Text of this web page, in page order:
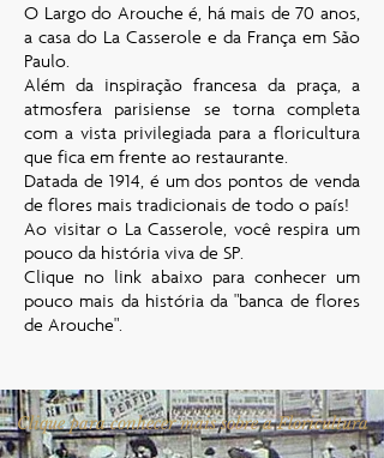
O Largo do Arouche é, há mais de 70 anos,
a casa do La Casserole e da França em São
Paulo.
Além da inspiração francesa da praça, a
atmosfera parisiense se torna completa
com a vista privilegiada para a floricultura
que fica em frente ao restaurante.
Datada de 1914, é um dos pontos de venda
de flores mais tradicionais de todo o país!
Ao visitar o La Casserole, você respira um
pouco da história viva de SP.
Clique no link abaixo para conhecer um
pouco mais da história da "banca de flores
de Arouche".
Clique para conhecer mais sobre a Floricultura